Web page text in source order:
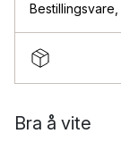
Bestillingsvare
Bra å vite